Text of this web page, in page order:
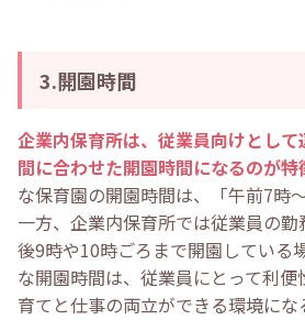
3.開園時間
企業内保育所は、従業員向けとして
間に合わせた開園時間になるのが特
な保育園の開園時間は、「午前7時
一方、企業内保育所では従業員の勤
後9時や10時ごろまで開園している
な開園時間は、従業員にとって利便
育てと仕事の両立ができる環境にな